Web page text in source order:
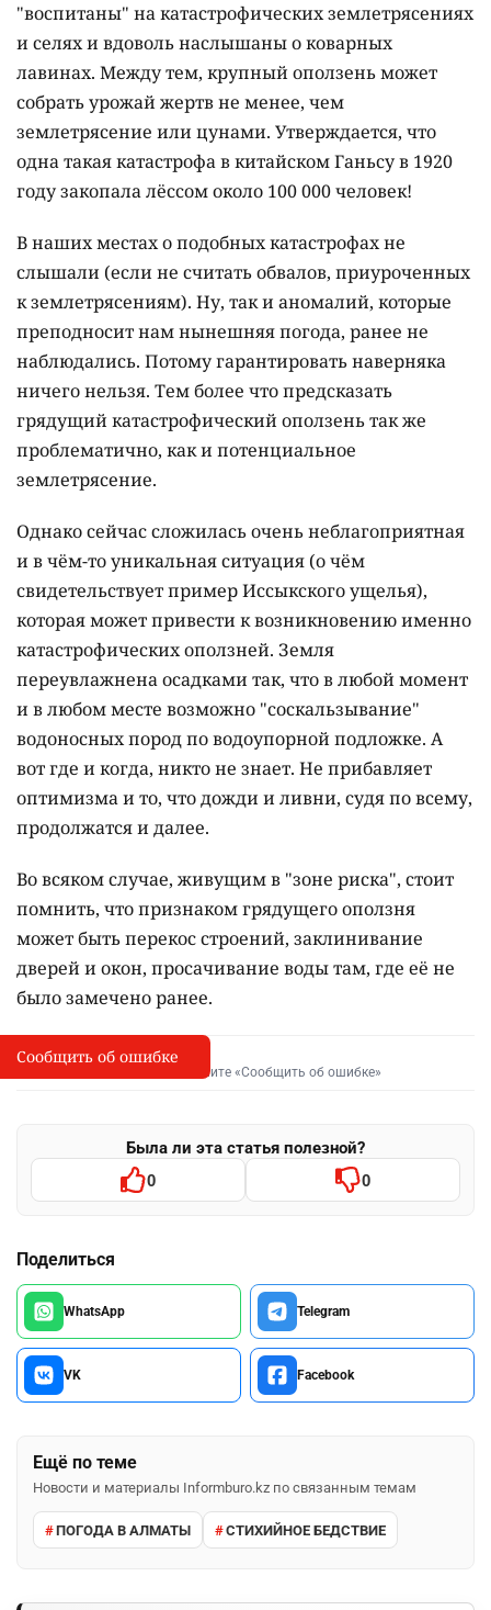
"воспитаны" на катастрофических землетрясениях
и селях и вдоволь наслышаны о коварных
лавинах. Между тем, крупный оползень может
собрать урожай жертв не менее, чем
землетрясение или цунами. Утверждается, что
одна такая катастрофа в китайском Ганьсу в 1920
году закопала лёссом около 100 000 человек!
В наших местах о подобных катастрофах не
слышали (если не считать обвалов, приуроченных
к землетрясениям). Ну, так и аномалий, которые
преподносит нам нынешняя погода, ранее не
наблюдались. Потому гарантировать наверняка
ничего нельзя. Тем более что предсказать
грядущий катастрофический оползень так же
проблематично, как и потенциальное
землетрясение.
Однако сейчас сложилась очень неблагоприятная
и в чём-то уникальная ситуация (о чём
свидетельствует пример Иссыкского ущелья),
которая может привести к возникновению именно
катастрофических оползней. Земля
переувлажнена осадками так, что в любой момент
и в любом месте возможно "соскальзывание"
водоносных пород по водоупорной подложке. А
вот где и когда, никто не знает. Не прибавляет
оптимизма и то, что дожди и ливни, судя по всему,
продолжатся и далее.
Во всяком случае, живущим в "зоне риска", стоит
помнить, что признаком грядущего оползня
может быть перекос строений, заклинивание
дверей и окон, просачивание воды там, где её не
было замечено ранее.
I
Сообщить об опечатке
Выделите фрагмент и нажмите «Сообщить об ошибке»
Была ли эта статья полезной?
0 0
Поделиться
WhatsApp Telegram
VK Facebook
Ещё по теме
Новости и материалы Informburo.kz по связанным темам
ПОГОДА В АЛМАТЫ СТИХИЙНОЕ БЕДСТВИЕ
Сообщить об ошибке